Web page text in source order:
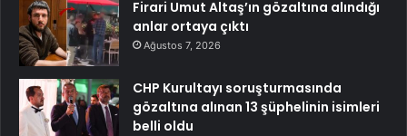
Firari Umut Altaş’ın gözaltına alındığı
anlar ortaya çıktı
Ağustos 7, 2026
CHP Kurultayı soruşturmasında
gözaltına alınan 13 şüphelinin isimleri
belli oldu